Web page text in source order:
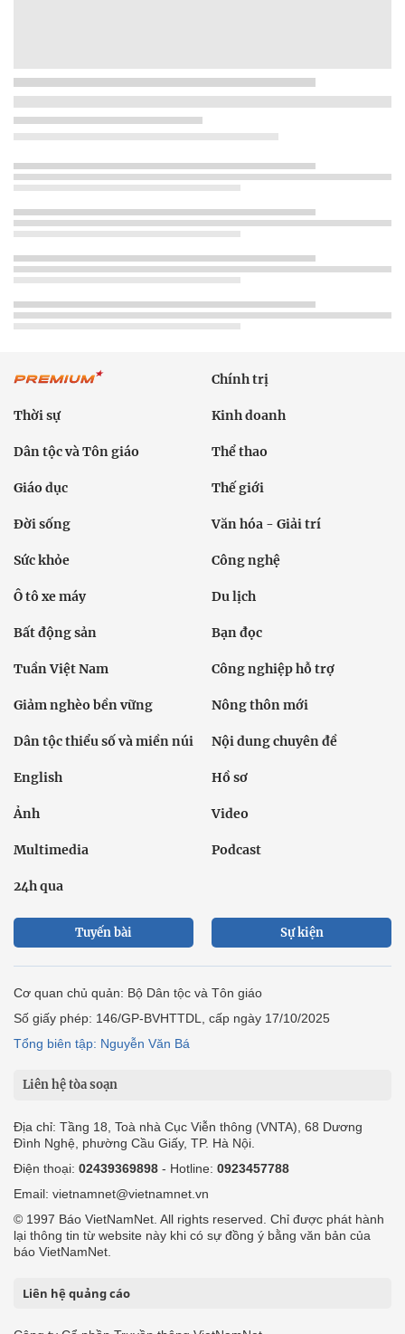
Chính trị
Thời sự Kinh doanh
Dân tộc và Tôn giáo Thể thao
Giáo dục Thế giới
Đời sống Văn hóa - Giải trí
Sức khỏe Công nghệ
Ô tô xe máy Du lịch
Bất động sản Bạn đọc
Tuần Việt Nam Công nghiệp hỗ trợ
Giảm nghèo bền vững Nông thôn mới
Dân tộc thiểu số và miền núi Nội dung chuyên đề
English Hồ sơ
Ảnh Video
Multimedia Podcast
24h qua
Tuyến bài Sự kiện
Cơ quan chủ quản: Bộ Dân tộc và Tôn giáo
Số giấy phép: 146/GP-BVHTTDL, cấp ngày 17/10/2025
Tổng biên tập: Nguyễn Văn Bá
Liên hệ tòa soạn
Địa chỉ: Tầng 18, Toà nhà Cục Viễn thông (VNTA), 68 Dương
Đình Nghệ, phường Cầu Giấy, TP. Hà Nội.
Điện thoại: 02439369898 - Hotline: 0923457788
Email: vietnamnet@vietnamnet.vn
© 1997 Báo VietNamNet. All rights reserved. Chỉ được phát hành
lại thông tin từ website này khi có sự đồng ý bằng văn bản của
báo VietNamNet.
Liên hệ quảng cáo